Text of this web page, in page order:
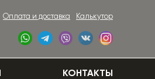
Оплата и доставка Калькутор
КОНТАКТЫ